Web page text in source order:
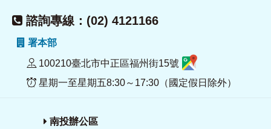
諮詢專線：(02) 4121166
署本部
100210臺北市中正區福州街15號
星期一至星期五8:30～17:30（國定假日除外）
南投辦公區